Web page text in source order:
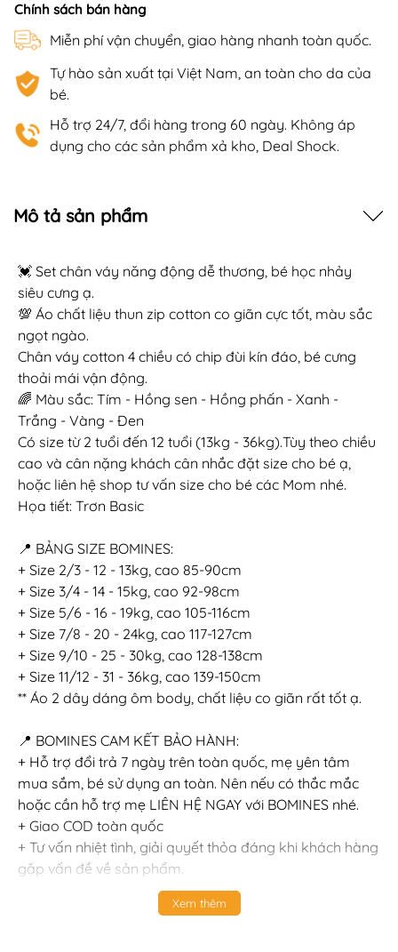
Chính sách bán hàng
Miễn phí vận chuyển, giao hàng nhanh toàn quốc.
Tự hào sản xuất tại Việt Nam, an toàn cho da của
bé.
Hỗ trợ 24/7, đổi hàng trong 60 ngày. Không áp
dụng cho các sản phẩm xả kho, Deal Shock.
Mô tả sản phẩm
💓 Set chân váy năng động dễ thương, bé học nhảy
siêu cưng ạ.
💯 Áo chất liệu thun zip cotton co giãn cực tốt, màu sắc
ngọt ngào.
Chân váy cotton 4 chiều có chip đùi kín đáo, bé cưng
thoải mái vận động.
🌈 Màu sắc: Tím - Hồng sen - Hồng phấn - Xanh -
Trắng - Vàng - Đen
Có size từ 2 tuổi đến 12 tuổi (13kg - 36kg).Tùy theo chiều
cao và cân nặng khách cân nhắc đặt size cho bé ạ,
hoặc liên hệ shop tư vấn size cho bé các Mom nhé.
Họa tiết: Trơn Basic
📍 BẢNG SIZE BOMINES:
+ Size 2/3 - 12 - 13kg, cao 85-90cm
+ Size 3/4 - 14 - 15kg, cao 92-98cm
+ Size 5/6 - 16 - 19kg, cao 105-116cm
+ Size 7/8 - 20 - 24kg, cao 117-127cm
+ Size 9/10 - 25 - 30kg, cao 128-138cm
+ Size 11/12 - 31 - 36kg, cao 139-150cm
** Áo 2 dây dáng ôm body, chất liệu co giãn rất tốt ạ.
📍 BOMINES CAM KẾT BẢO HÀNH:
+ Hỗ trợ đổi trả 7 ngày trên toàn quốc, mẹ yên tâm
mua sắm, bé sử dụng an toàn. Nên nếu có thắc mắc
hoặc cần hỗ trợ mẹ LIÊN HỆ NGAY với BOMINES nhé.
+ Giao COD toàn quốc
+ Tư vấn nhiệt tình, giải quyết thỏa đáng khi khách hàng
gặp vấn đề về sản phẩm.
+ Đặc quyền của sản phẩm nguyên giá: Sẵn sàng đổi
size, đổi luôn qua sản phẩm khác bằng giá hoặc cao
Xem thêm